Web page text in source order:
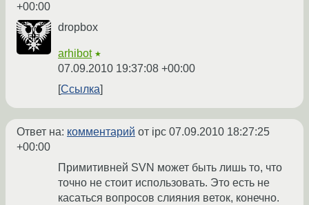
+00:00
dropbox
arhibot ★
07.09.2010 19:37:08 +00:00
Ссылка
Ответ на: комментарий от ipc 07.09.2010 18:27:25
+00:00
Примитивней SVN может быть лишь то, что
точно не стоит использовать. Это есть не
касаться вопросов слияния веток, конечно.